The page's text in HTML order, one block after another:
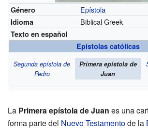
Género Epístola
Idioma Biblical Greek
Texto en español
Epístolas católicas
Segunda epístola de
Pedro
Primera epístola de
Juan
La Primera epístola de Juan es una
forma parte del Nuevo Testamentode la